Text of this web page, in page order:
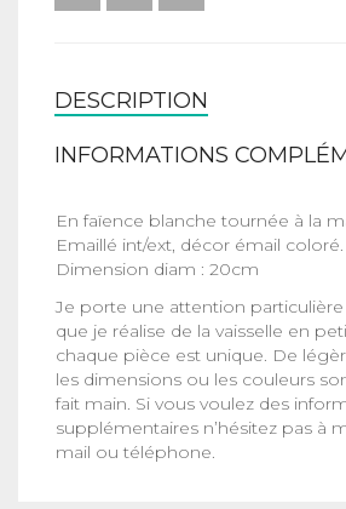
DESCRIPTION
INFORMATIONS
En faïence blanche tournée à la
Emaillé int/ext, décor émail coloré.
Dimension diam : 20cm
Je porte une attention particulière
que je réalise de la vaisselle en
chaque pièce est unique. De
les dimensions ou les couleurs
fait main. Si vous voulez des
supplémentaires n’hésitez pas à
mail ou téléphone.